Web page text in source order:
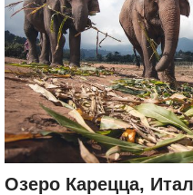
Озеро Карецца,